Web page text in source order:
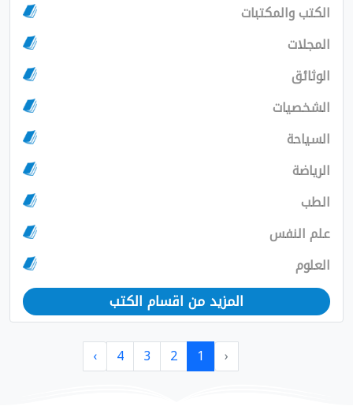
الكتب والمكتبات
المجلات
الوثائق
الشخصيات
السياحة
الرياضة
الطب
علم النفس
العلوم
المزيد من اقسام الكتب
‹
1
2
3
4
›